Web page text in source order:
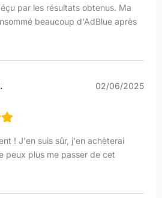
par les résultats obtenus. Ma
beaucoup d'AdBlue après
02/06/2025
! J'en suis sûr, j'en achèterai
peux plus me passer de cet